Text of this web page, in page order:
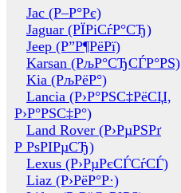
Jac (Р–Р°Рє)
Jaguar (РЇРіСѓР°СЂ)
Jeep (Р”Р¶РёРї)
Karsan (РљР°СЂСЃР°РЅ)
Kia (РљРёР°)
Lancia (Р›Р°РЅС‡РёСЏ,
Р›Р°РЅС‡Р°)
Land Rover (Р›РµРЅРґ
Р РѕРІРµСЂ)
Lexus (Р›РµРєСЃСѓСЃ)
Liaz (Р›РёР°Р·)